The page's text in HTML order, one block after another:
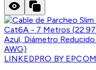
LINKEDPRO BY EPCOM